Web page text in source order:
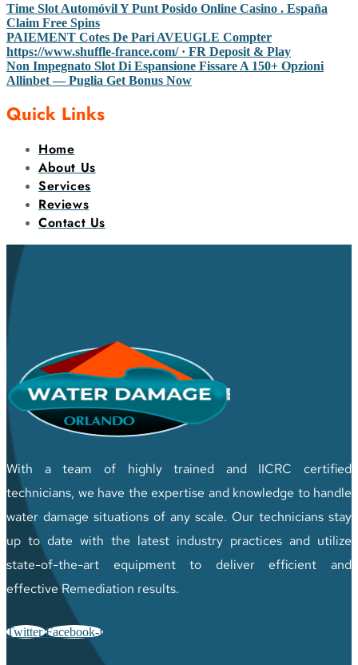
Time Slot Automóvil Y Punt Posido Online Casino . España
Claim Free Spins
PAIEMENT Cotes De Pari AVEUGLE Compter
https://www.shuffle-france.com/ · FR Deposit & Play
Non Impegnato Slot Di Espansione Fissare A 150+ Opzioni
Allinbet — Puglia Get Bonus Now
Quick Links
Home
About Us
Services
Reviews
Contact Us
With a team of highly trained and IICRC certified
technicians, we have the expertise and knowledge to handle
water damage situations of any scale. Our technicians stay
up to date with the latest industry practices and utilize
state-of-the-art equipment to deliver efficient and
effective Remediation results.
Twitter Facebook-f